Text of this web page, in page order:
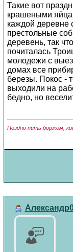
Такие вот
крашеными
каждой деревне
престольные
деревень, так
почиталась
молодежи с
домах все
березы. Покос -
выходили на
бедно, но
Поздно пить боржом,